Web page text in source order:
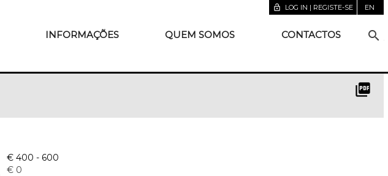
lock_open LOG IN | REGISTE-SE EN
INFORMAÇÕES QUEM SOMOS CONTACTOS search
picture_as_pdf
€ 400 - 600
€ 0